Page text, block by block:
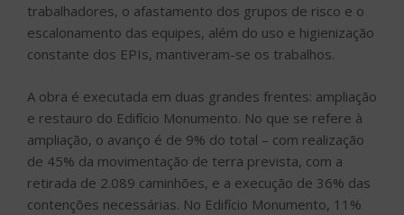
trabalhadores, o afastamento dos grupos de risco e o
escalonamento das equipes, além do uso e higienização
constante dos EPIs, mantiveram-se os trabalhos.
A obra é executada em duas grandes frentes: ampliação
e restauro do Edifício Monumento. No que se refere à
ampliação, o avanço é de 9% do total – com realização
de 45% da movimentação de terra prevista, com a
retirada de 2.089 caminhões, e a execução de 36% das
contenções necessárias. No Edifício Monumento, 11%